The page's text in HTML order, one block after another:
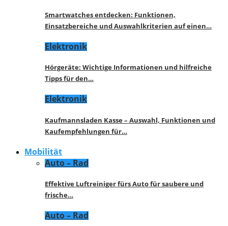
Smartwatches entdecken: Funktionen,
Einsatzbereiche und Auswahlkriterien auf einen…
Elektronik
Hörgeräte: Wichtige Informationen und hilfreiche
Tipps für den…
Elektronik
Kaufmannsladen Kasse – Auswahl, Funktionen und
Kaufempfehlungen für…
Mobilität
Auto – Rad
Effektive Luftreiniger fürs Auto für saubere und
frische…
Auto – Rad